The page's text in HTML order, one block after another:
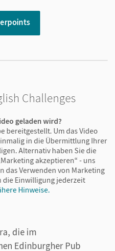
Challenges
geladen wird?
bereitgestellt. Um das Video
in die Übermittlung Ihrer
Alternativ haben Sie die
akzeptieren“ - uns
das Verwenden von Marketing
die Einwilligung jederzeit
Hinweise.
die im
Edinburgher Pub